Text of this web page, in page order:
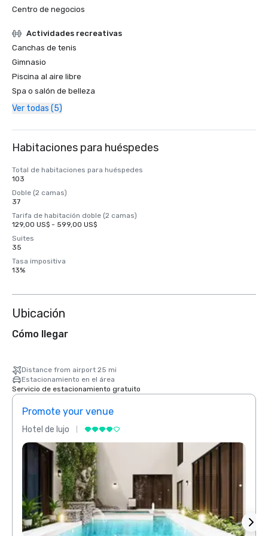
Centro de negocios
Actividades recreativas
Canchas de tenis
Gimnasio
Piscina al aire libre
Spa o salón de belleza
Ver todas (5)
Habitaciones para huéspedes
Total de habitaciones para huéspedes
103
Doble (2 camas)
37
Tarifa de habitación doble (2 camas)
129,00 US$ - 599,00 US$
Suites
35
Tasa impositiva
13%
Ubicación
Cómo llegar
Distance from airport 25 mi
Estacionamiento en el área
Servicio de estacionamiento gratuito
Promote your venue
Hotel de lujo